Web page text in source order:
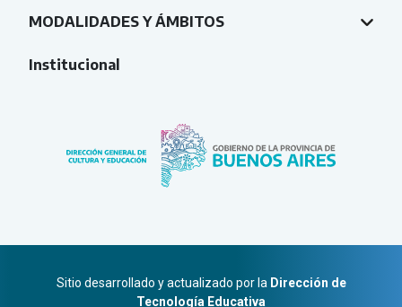
MODALIDADES Y ÁMBITOS
Institucional
Sitio desarrollado y actualizado por la Dirección de
Tecnología Educativa